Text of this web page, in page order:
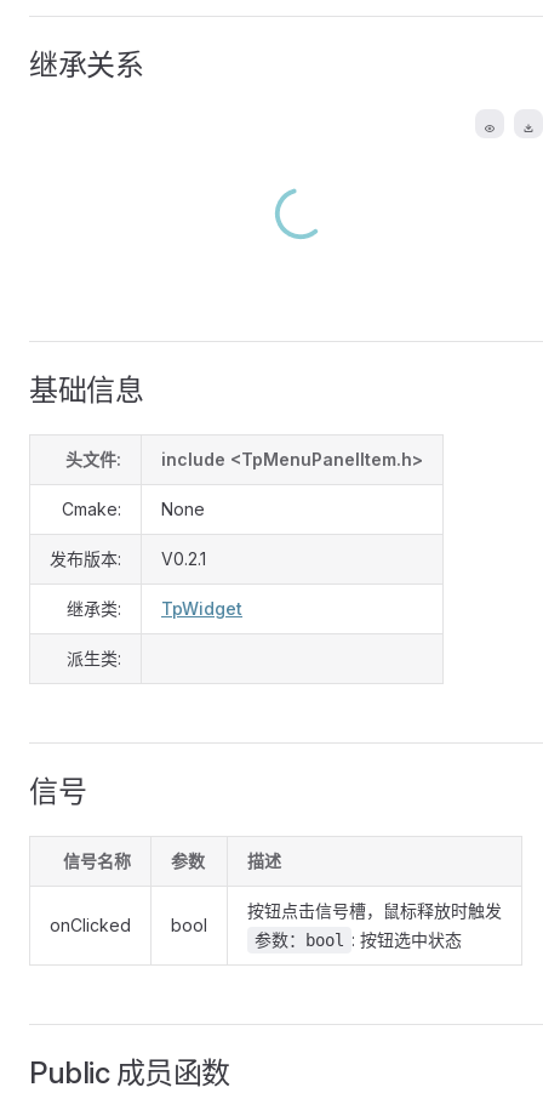
继承关系
基础信息
头文件: include <TpMenuPanelItem.h>
Cmake: None
发布版本: V0.2.1
继承类: TpWidget
派生类:
信号
信号名称 参数 描述
onClicked bool
按钮点击信号槽，鼠标释放时触发
参数：bool : 按钮选中状态
Public 成员函数